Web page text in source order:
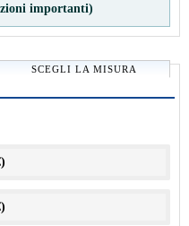
importanti)
SCEGLI LA MISURA
)
)